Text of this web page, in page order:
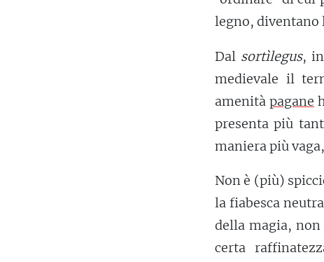
legno, diventano
Dal sortìlegus,
medievale il
amenità pagane
presenta più
maniera più
Non è (più)
la fiabesca
della magia, non
certa